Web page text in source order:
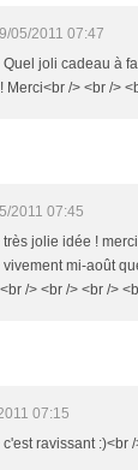
05/2011 07:47
Quel joli cadeau à
Merci<br /> <br />
2011 07:45
très jolie idée !
vivement mi-août
/> <br /> <br />
07:15
ravissant :)<br